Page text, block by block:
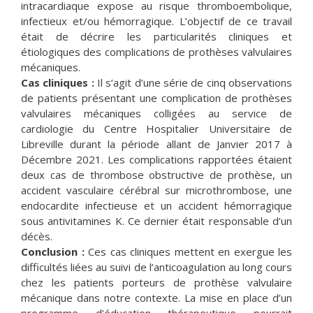
intracardiaque expose au risque thromboembolique,
infectieux et/ou hémorragique. L’objectif de ce travail
était de décrire les particularités cliniques et
étiologiques des complications de prothèses valvulaires
mécaniques.
Cas cliniques :Il s’agit d’une série de cinq observations
de patients présentant une complication de prothèses
valvulaires mécaniques colligées au service de
cardiologie du Centre Hospitalier Universitaire de
Libreville durant la période allant de Janvier 2017 à
Décembre 2021. Les complications rapportées étaient
deux cas de thrombose obstructive de prothèse, un
accident vasculaire cérébral sur microthrombose, une
endocardite infectieuse et un accident hémorragique
sous antivitamines K. Ce dernier était responsable d’un
décès.
Conclusion :Ces cas cliniques mettent en exergue les
difficultés liées au suivi de l’anticoagulation au long cours
chez les patients porteurs de prothèse valvulaire
mécanique dans notre contexte. La mise en place d’un